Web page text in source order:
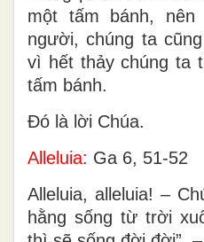
một tấm bánh,
người, chúng ta
vì hết thảy chúng ta
tấm bánh.
Ðó là lời Chúa.
Alleluia: Ga 6, 51-52
Alleluia, alleluia! –
hằng sống từ trời